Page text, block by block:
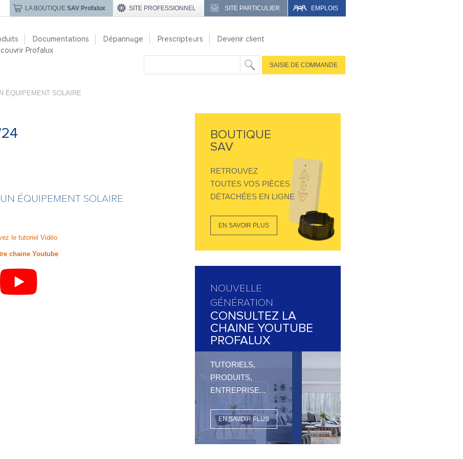
LA BOUTIQUE SAV Profalux SITE PROFESSIONNEL SITE PARTICULIER EMPLOIS
Documentations Dépannage Prescripteurs
Devenir client
Profalux
SAISIE DE COMMANDE
ÉQUIPEMENT SOLAIRE
ÉQUIPEMENT SOLAIRE
le tutoriel Vidéo
chaine Youtube
BOUTIQUE
SAV
RETROUVEZ
TOUTES VOS PIÈCES
DÉTACHÉES EN LIGNE
EN SAVOIR PLUS
NOUVELLE
GÉNÉRATION
CONSULTEZ LA
CHAINE YOUTUBE
PROFALUX
TUTORIELS,
PRODUITS,
ENTREPRISE...
EN SAVOIR PLUS